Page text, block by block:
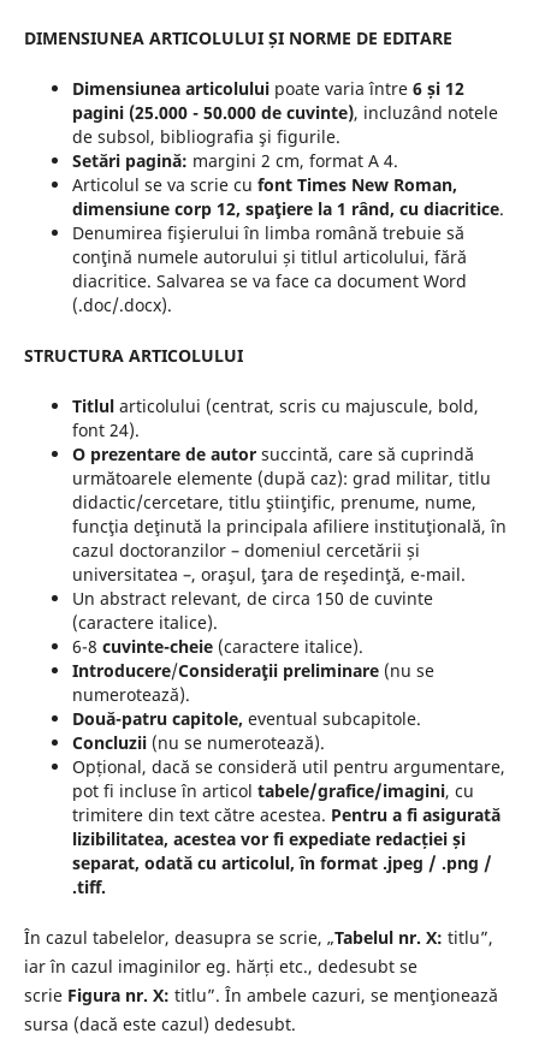
DIMENSIUNEA ARTICOLULUI ȘI NORME DE EDITARE
Dimensiunea articoluluipoate varia între 6 și 12
pagini (25.000 - 50.000 de cuvinte), incluzând notele
de subsol, bibliografia şi figurile.
Setări pagină: margini 2 cm, format A 4.
Articolul se va scrie cu font Times New Roman,
dimensiune corp 12, spaţiere la 1 rând, cu diacritice.
Denumirea fişierului în limba română trebuie să
conţină numele autorului și titlul articolului, fără
diacritice. Salvarea se va face ca document Word
(.doc/.docx).
STRUCTURA ARTICOLULUI
Titlularticolului (centrat, scris cu majuscule, bold,
font 24).
O prezentare de autorsuccintă, care să cuprindă
următoarele elemente (după caz): grad militar, titlu
didactic/cercetare, titlu ştiinţific, prenume, nume,
funcţia deţinută la principala afiliere instituţională, în
cazul doctoranzilor – domeniul cercetării și
universitatea –, oraşul, ţara de reşedinţă, e-mail.
Un abstract relevant, de circa 150 de cuvinte
(caractere italice).
6-8 cuvinte-cheie(caractere italice).
Introducere/Consideraţii preliminare(nu se
numerotează).
Două-patru capitole, eventual subcapitole.
Concluzii (nu se numerotează).
Opțional, dacă se consideră util pentru argumentare,
pot fi incluse în articol tabele/grafice/imagini, cu
trimitere din text către acestea. Pentru a fi asigurată
lizibilitatea, acestea vor fi expediate redacției și
separat, odată cu articolul, în format .jpeg / .png /
.tiff.
În cazul tabelelor, deasupra se scrie, „Tabelul nr. X: titlu”,
iar în cazul imaginilor eg. hărți etc., dedesubt se
scrieFigura nr. X: titlu”. În ambele cazuri, se menţionează
sursa (dacă este cazul) dedesubt.